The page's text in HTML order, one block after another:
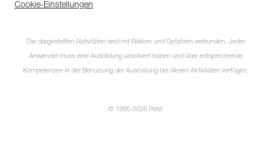
Cookie-Einstellungen
Die dargestellten Aktivitäten sind mit Risiken und Gefahren verbunden. Jeder
Anwender muss eine Ausbildung absolviert haben und über entsprechende
Kompetenzen in der Benutzung der Ausrüstung bei diesen Aktivitäten verfügen.
© 1995-2026 Petzl